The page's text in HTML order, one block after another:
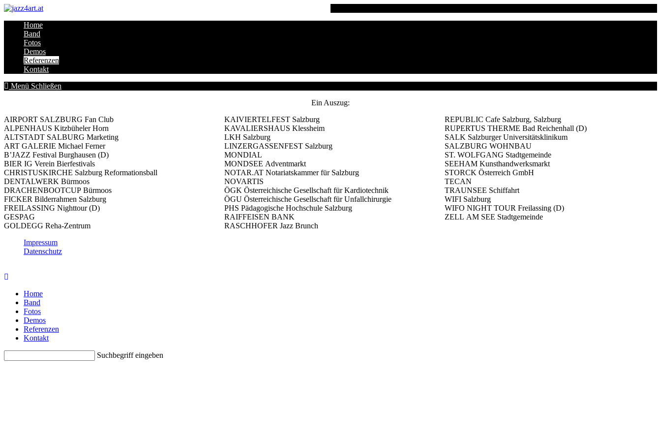
Zum
springenHome
Band
Fotos
Demos
Referenzen
Kontakt
Menü Schließen
Ein Auszug:
AIRPORT SALZBURG Fan Club
ALPENHAUS Kitzbüheler Horn
ALTSTADT SALBURG Marketing
ART GALERIE Michael Ferner
B’JAZZ Festival Burghausen (D)
BIER IG Verein Bierfestivals
CHRISTUSKIRCHE Salzburg Reformationsball
DENTALWERK Bürmoos
DRACHENBOOTCUP Bürmoos
FICKER Bilderrahmen Salzburg
FREILASSING Nighttour (D)
GESPAG
GOLDEGG Reha-Zentrum
KAIVIERTELFEST Salzburg
KAVALIERSHAUS Klessheim
LKH Salzburg
LINZERGASSENFEST Salzburg
MONDIAL
MONDSEE Adventmarkt
NOTAR.AT Notariatskammer für Salzburg
NOVARTIS
ÖGK Österreichische Gesellschaft für Kardiotechnik
ÖGU Österreichische Gesellschaft für Unfallchirurgie
PHS Pädagogische Hochschule Salzburg
RAIFFEISEN BANK
RASCHHOFER Jazz Brunch
REPUBLIC Cafe Salzburg, Salzburg
RUPERTUS THERME Bad Reichenhall (D)
SALK Salzburger Universitätsklinikum
SALZBURG WOHNBAU
ST. WOLFGANG Stadtgemeinde
SEEHAM Kunsthandwerksmarkt
STORCK Österreich GmbH
TECAN
TRAUNSEE Schiffahrt
WIFI Salzburg
WIFO NIGHT TOUR Freilassing (D)
ZELL AM SEE Stadtgemeinde
Impressum
Datenschutz
Home
Band
Fotos
Demos
Referenzen
Kontakt
Suchbegriff eingeben